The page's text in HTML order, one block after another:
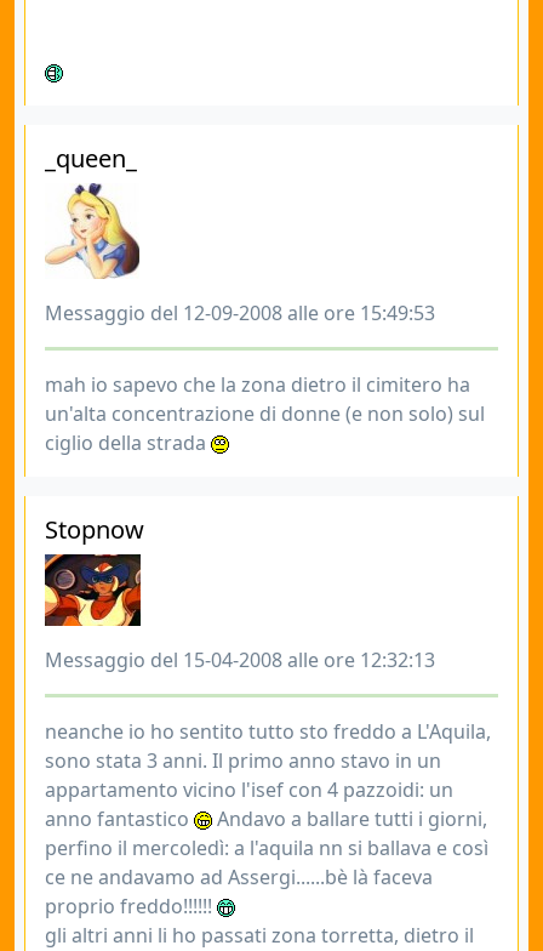
_queen_
Messaggio del 12-09-2008 alle ore 15:49:53
mah io sapevo che la zona dietro il cimitero ha
un'alta concentrazione di donne (e non solo) sul
ciglio della strada
Stopnow
Messaggio del 15-04-2008 alle ore 12:32:13
neanche io ho sentito tutto sto freddo a L'Aquila,
sono stata 3 anni. Il primo anno stavo in un
appartamento vicino l'isef con 4 pazzoidi: un
anno fantastico
Andavo a ballare tutti i giorni,
perfino il mercoledì: a l'aquila nn si ballava e così
ce ne andavamo ad Assergi......bè là faceva
proprio freddo!!!!!!
gli altri anni li ho passati zona torretta, dietro il